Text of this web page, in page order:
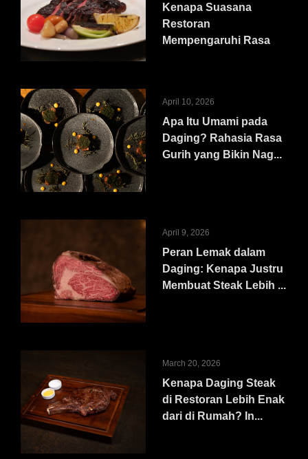
Kenapa Suasana
Restoran
Mempengaruhi Rasa
April 10, 2026
Apa Itu Umami pada
Daging? Rahasia Rasa
Gurih yang Bikin Nag...
April 9, 2026
Peran Lemak dalam
Daging: Kenapa Justru
Membuat Steak Lebih ...
March 20, 2026
Kenapa Daging Steak
di Restoran Lebih Enak
dari di Rumah? In...